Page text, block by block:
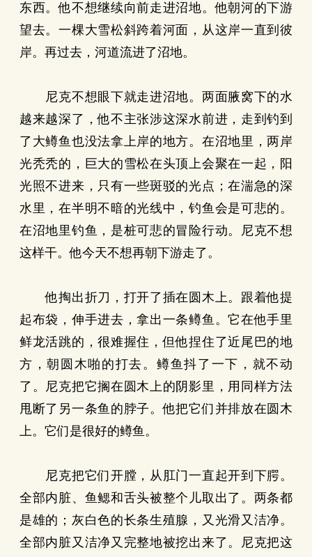
东西。他不想继续向前走进沼地。他朝河的下游
望去。一棵大雪松斜跨着河面，从这岸一直到彼
岸。再过去，河道流进了沼地。
尼克不想眼下就走进沼地。两面腋窝下的水
越来越深了，他不主张涉这深水前进，走到钓到
了大鳟鱼也没法拿上岸的地方。在沼地里，两岸
光秃秃的，巨大的雪松在头顶上会聚在一起，阳
光照不进来，只有一些斑驳的光点；在湍急的深
水里，在半明不暗的光线中，钓鱼会是可悲的。
在沼地里钓鱼，是桩可悲的冒险行动。尼克不想
这样干。他今天不想再朝下游走了。
他掏出折刀，打开了插在圆木上。跟着他提
起布袋，伸手进去，拿出一条鳟鱼。它在他手里
鲜龙活跳的，很难握住，但他捏住了近尾巴的地
方，朝圆木啪的打去。鳟鱼抖了一下，就不动
了。尼克把它搁在圆木上的阴影里，用同样方法
甩断了另一条鱼的脖子。他把它们并排放在圆木
上。它们是很好的鳟鱼。
尼克把它们开膛，从肛门一直起开到下腭。
全部内脏、鱼鳃和舌头被整个儿取出了。两条都
是雄的；灰白色的长条生殖腺，又光滑又洁净。
全部内脏又洁净又完整地被挖出来了。尼克把这